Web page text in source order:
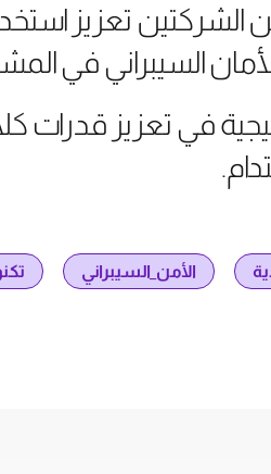
تعزيز
السيبراني في
في تعزيز قدرات كلا
الأمن_السيبراني